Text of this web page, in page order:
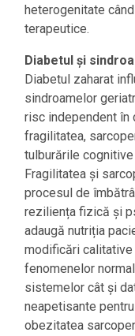
heterogenitate
terapeutice.
Diabetul și
Diabetul zaharat
sindroamelor
risc independent în
fragilitatea,
tulburările cognitive
Fragilitatea și
procesul de
reziliența fizică și
adaugă nutriția
modificări calitative
fenomenelor
sistemelor cât și
neapetisante
obezitatea